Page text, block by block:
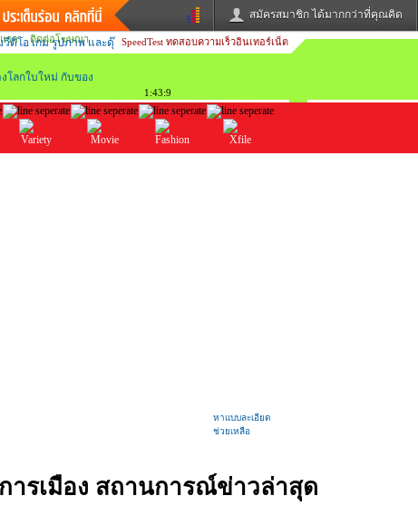
สมัครสมาชิก ได้มากกว่าที่คุณคิด
สั้น ข่าวดารา
ใหม่
แชทหมากฮอส
ง แต่งงาน
นายฝัน สุขภาพ
เข้าระบบด้วย User Kapook
Password
รก ติดต่อโฆษณา SpeedTest ทดสอบความเร็วอินเทอร์เน็ต
1:43:10
หาแบบละเอียด
ช่วยเหลือ
ารเมือง สถานการณ์ข่าวล่าสุด